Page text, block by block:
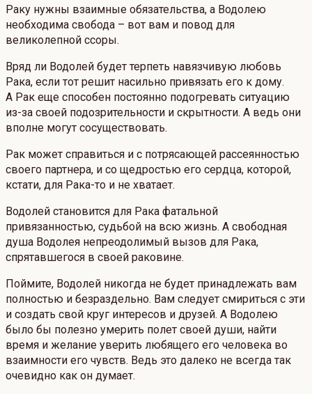
Раку нужны взаимные обязательства, а Водолею
необходима свобода – вот вам и повод для
великолепной ссоры.
Вряд ли Водолей будет терпеть навязчивую любовь
Рака, если тот решит насильно привязать его к дому.
А Рак еще способен постоянно подогревать ситуацию
из-за своей подозрительности и скрытности. А ведь они
вполне могут сосуществовать.
Рак может справиться и с потрясающей рассеянностью
своего партнера, и со щедростью его сердца, которой,
кстати, для Рака-то и не хватает.
Водолей становится для Рака фатальной
привязанностью, судьбой на всю жизнь. А свободная
душа Водолея непреодолимый вызов для Рака,
спрятавшегося в своей раковине.
Поймите, Водолей никогда не будет принадлежать вам
полностью и безраздельно. Вам следует смириться с эти
и создать свой круг интересов и друзей. А Водолею
было бы полезно умерить полет своей души, найти
время и желание уверить любящего его человека во
взаимности его чувств. Ведь это далеко не всегда так
очевидно как он думает.